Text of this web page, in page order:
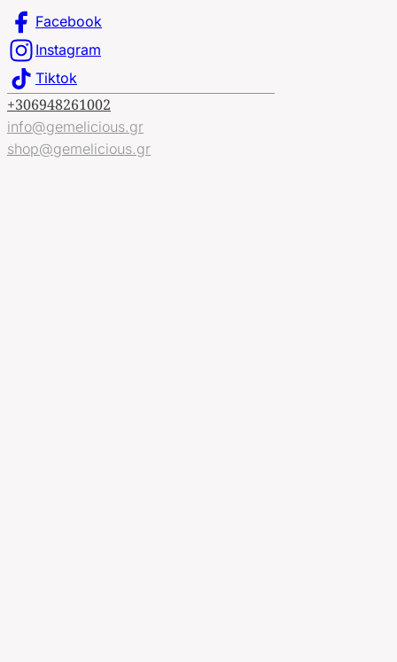
Facebook
Instagram
Tiktok
+306948261002
info@gemelicious.gr
shop@gemelicious.gr